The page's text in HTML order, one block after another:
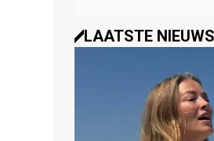
LAATSTE NIEUWS